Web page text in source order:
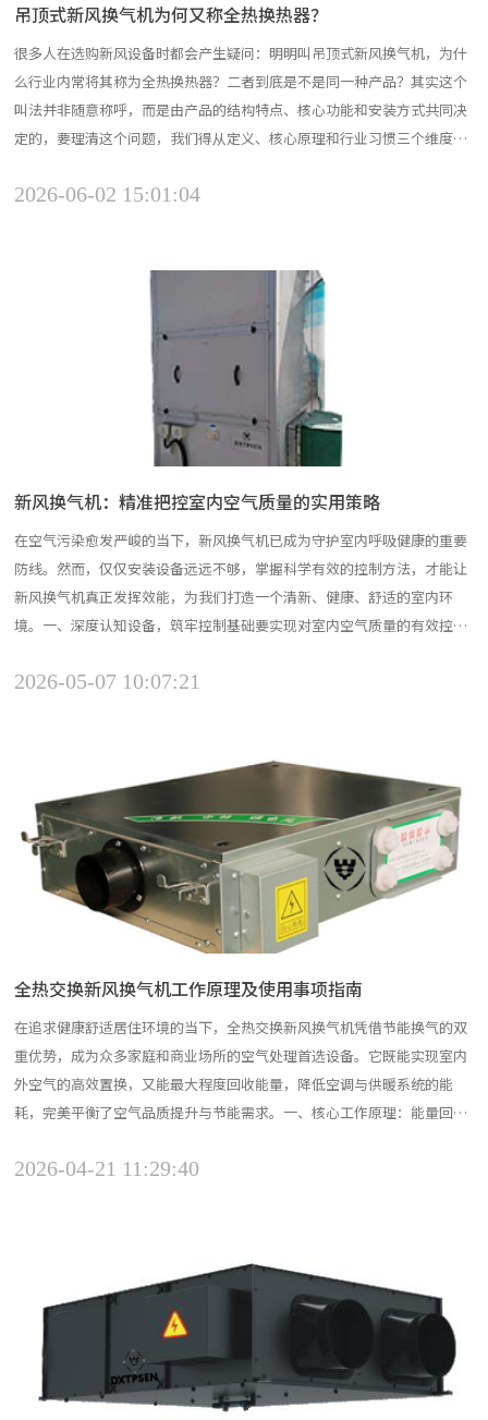
吊顶式新风换气机为何又称全热换热器？
很多人在选购新风设备时都会产生疑问：明明叫吊顶式新风换气机，为什
么行业内常将其称为全热换热器？二者到底是不是同一种产品？其实这个
叫法并非随意称呼，而是由产品的结构特点、核心功能和安装方式共同决
定的，要理清这个问题，我们得从定义、核心原理和行业习惯三个维度拆
上的新风换气机按照安装方式，可以分为吊顶式、壁挂式、立柜式、落地
2026-06-02 15:01:04
新风换气机：精准把控室内空气质量的实用策略
在空气污染愈发严峻的当下，新风换气机已成为守护室内呼吸健康的重要
防线。然而，仅仅安装设备远远不够，掌握科学有效的控制方法，才能让
新风换气机真正发挥效能，为我们打造一个清新、健康、舒适的室内环
境。一、深度认知设备，筑牢控制基础要实现对室内空气质量的有效控
与能量回收，它通过机械送风与排风，在室内形成有序的新风流动场，将
2026-05-07 10:07:21
全热交换新风换气机工作原理及使用事项指南
在追求健康舒适居住环境的当下，全热交换新风换气机凭借节能换气的双
重优势，成为众多家庭和商业场所的空气处理首选设备。它既能实现室内
外空气的高效置换，又能最大程度回收能量，降低空调与供暖系统的能
耗，完美平衡了空气品质提升与节能需求。一、核心工作原理：能量回收
是实现能量回收的关键部件。设备运行时，室内污浊空气与室外新鲜空气
2026-04-21 11:29:40